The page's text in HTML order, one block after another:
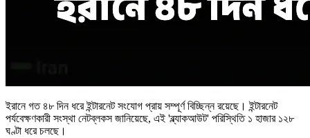
ইরানে গত ৪৮ দিন ধরে ইন্টারনেট সংযোগ প্রায় সম্পূর্ণ বিচ্ছিন্ন রয়েছে। ইন্টারনেট
পর্যবেক্ষণকারী সংস্থা নেটব্লকস জানিয়েছে, এই 'ব্ল্যাকআউট' পরিস্থিতি ১ হাজার ১২৮
ঘণ্টা ধরে চলছে।